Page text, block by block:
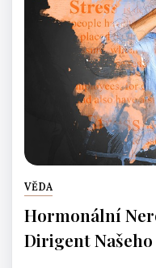
VĚDA
Hormonální
Dirigent